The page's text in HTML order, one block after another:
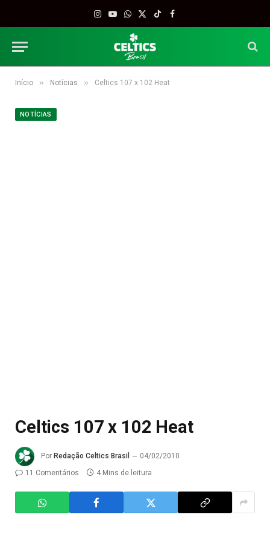
Instagram
YouTube
WhatsApp
X
TikTokFacebook
Início » Notícias » Celtics 107 x 102 Heat
NOTÍCIAS
Celtics 107 x 102 Heat
Por Redação Celtics Brasil
04/02/2010
11 Comentários
4 Mins de leitura